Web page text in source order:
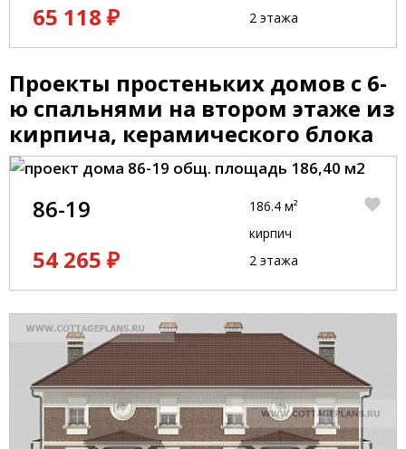
65 118 ₽
2 этажа
Проекты простеньких домов с 6-
ю спальнями на втором этаже из
кирпича, керамического блока
86-19
54 265 ₽
186.4 м²
кирпич
2 этажа